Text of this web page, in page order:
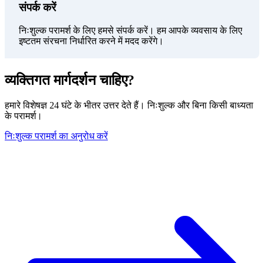
संपर्क करें
निःशुल्क परामर्श के लिए हमसे संपर्क करें। हम आपके व्यवसाय के लिए
इष्टतम संरचना निर्धारित करने में मदद करेंगे।
व्यक्तिगत मार्गदर्शन चाहिए?
हमारे विशेषज्ञ 24 घंटे के भीतर उत्तर देते हैं। निःशुल्क और बिना किसी बाध्यता
के परामर्श।
निःशुल्क परामर्श का अनुरोध करें